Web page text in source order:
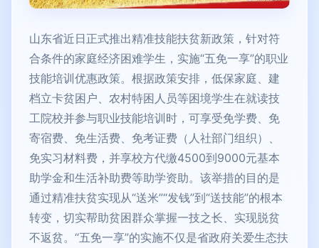
山东省近日正式推出精准技能扶贫新政策，针对符
合条件的家庭经济困难学生，实施“五免一享”的职业
技能培训优惠政策。根据政策安排，低保家庭、建
档立卡贫困户、农村特困人员等困境学生在就读技
工院校并参与职业技能培训时，可享受免学费、免
寄宿费、免生活费、免考证费（人社部门组织）、
免实习材料费，并享校方代缴4500到9000元基本
助学金和生活补助费等助学资助。该举措的目的是
通过精准扶贫实现从“送米”“发钱”到“送技能”的根本
转变，切实帮助贫困群众掌握一技之长、实现脱贫
不返贫。“五免一享”的实施不仅是省政府关爱生态扶